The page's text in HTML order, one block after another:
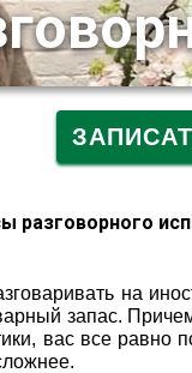
разговорного
на
запас.
вас все равно